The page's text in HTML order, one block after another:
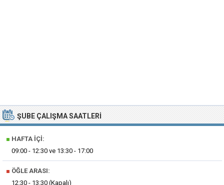
ŞUBE ÇALIŞMA SAATLERI
■ HAFTA İÇI:
09:00 - 12:30 ve 13:30 - 17:00
■ ÖĞLE ARASI:
12:30 - 13:30 (Kapalı)